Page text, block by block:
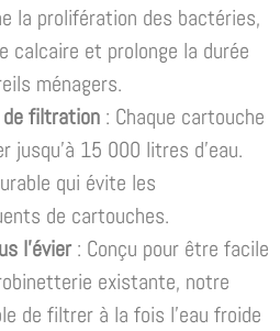
la prolifération des bactéries,
calcaire et prolonge la durée
ménagers.
filtration : Chaque cartouche
15 000 litres d’eau.
qui évite les
de cartouches.
l’évier : Conçu pour être facile
existante, notre
de filtrer à la fois l’eau froide